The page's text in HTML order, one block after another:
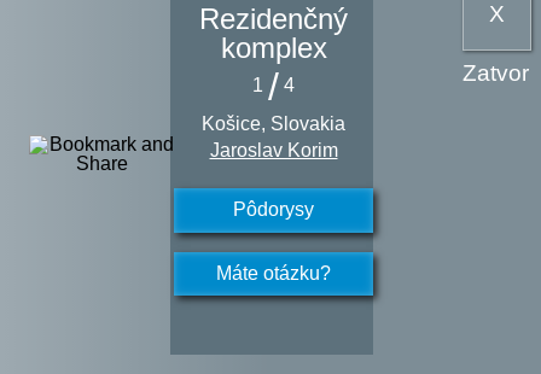
X
Zatvor
Rezidenčný
komplex
1 / 4
Košice, Slovakia
Jaroslav Korim
Pôdorysy
Máte otázku?